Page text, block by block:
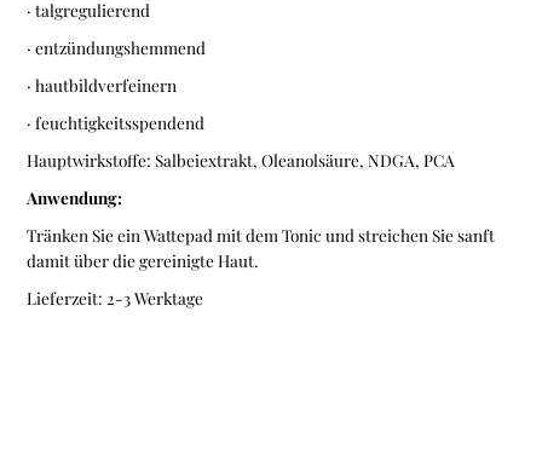
· talgregulierend
· entzündungshemmend
· hautbildverfeinern
· feuchtigkeitsspendend
Hauptwirkstoffe: Salbeiextrakt, Oleanolsäure, NDGA, PCA
Anwendung:
Tränken Sie ein Wattepad mit dem Tonic und streichen Sie sanft
damit über die gereinigte Haut.
Lieferzeit: 2-3 Werktage